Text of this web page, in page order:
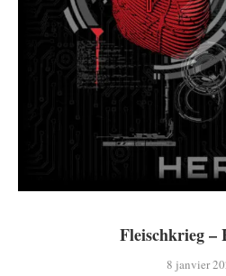
Fleischkrieg –
8 janvier